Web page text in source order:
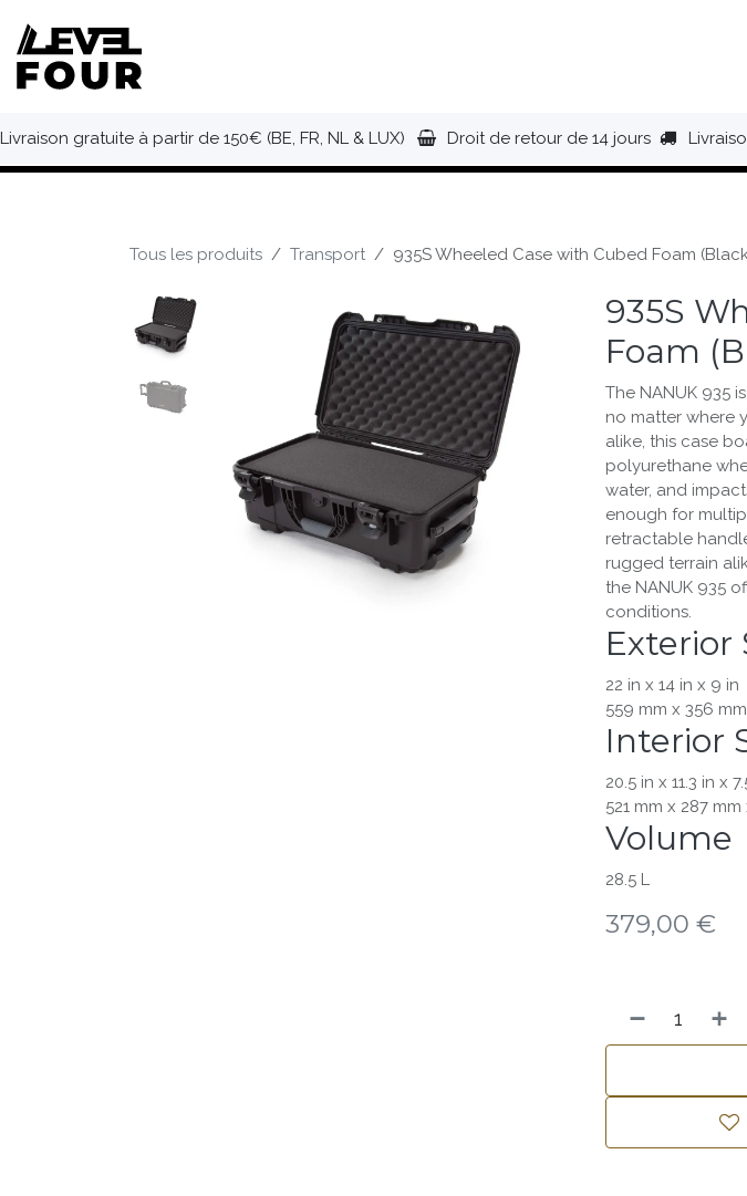
Livraison gratuite à partir de 150€ (BE, FR, NL & LUX) Droit de retour de 14 jours
Tous les produits Transport 935S Wheeled Case with Cubed Foam
935S
Foam
The NANUK 935
no matter where
alike, this case
polyurethane
water, and
enough for
retractable
rugged terrain
the NANUK 935
conditions.
Exterior
22 in x 14 in x 9 in
559 mm x 356
Interior
20.5 in x 11.3 in x
521 mm x 287 mm
Volume
28.5 L
379,00 €